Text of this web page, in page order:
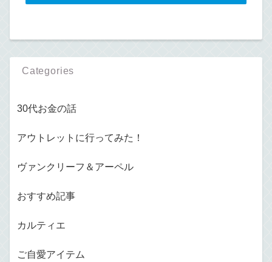
Categories
30代お金の話
アウトレットに行ってみた！
ヴァンクリーフ＆アーペル
おすすめ記事
カルティエ
ご自愛アイテム